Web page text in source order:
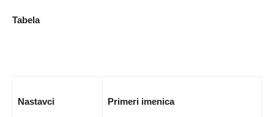
Tabela
Nastavci Primeri imenica